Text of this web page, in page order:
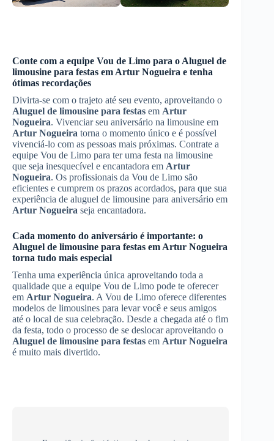
Conte com a equipe Vou de Limo para o Aluguel de
limousine para festas em Artur Nogueira e tenha
ótimas recordações
Divirta-se com o trajeto até seu evento, aproveitando o
Aluguel de limousine para festas em Artur
Nogueira. Vivenciar seu aniversário na limousine em
Artur Nogueira torna o momento único e é possível
vivenciá-lo com as pessoas mais próximas. Contrate a
equipe Vou de Limo para ter uma festa na limousine
que seja inesquecível e encantadora em Artur
Nogueira. Os profissionais da Vou de Limo são
eficientes e cumprem os prazos acordados, para que sua
experiência de aluguel de limousine para aniversário em
Artur Nogueira seja encantadora.
Cada momento do aniversário é importante: o
Aluguel de limousine para festas em Artur Nogueira
torna tudo mais especial
Tenha uma experiência única aproveitando toda a
qualidade que a equipe Vou de Limo pode te oferecer
em Artur Nogueira. A Vou de Limo oferece diferentes
modelos de limousines para levar você e seus amigos
até o local de sua celebração. Desde a chegada até o fim
da festa, todo o processo de se deslocar aproveitando o
Aluguel de limousine para festas em Artur Nogueira
é muito mais divertido.